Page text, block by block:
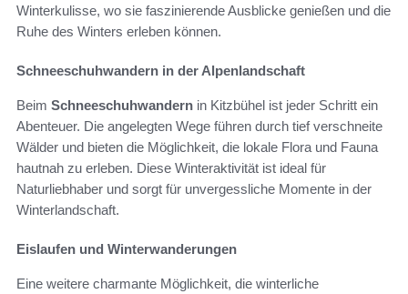
Winterkulisse, wo sie faszinierende Ausblicke genießen und die
Ruhe des Winters erleben können.
Schneeschuhwandern in der Alpenlandschaft
Beim Schneeschuhwandern in Kitzbühel ist jeder Schritt ein
Abenteuer. Die angelegten Wege führen durch tief verschneite
Wälder und bieten die Möglichkeit, die lokale Flora und Fauna
hautnah zu erleben. Diese Winteraktivität ist ideal für
Naturliebhaber und sorgt für unvergessliche Momente in der
Winterlandschaft.
Eislaufen und Winterwanderungen
Eine weitere charmante Möglichkeit, die winterliche